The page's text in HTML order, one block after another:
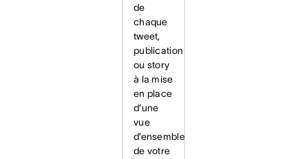
de
chaque
tweet,
publication
ou story
à la mise
en place
d’une
vue
d’ensemble
de votre